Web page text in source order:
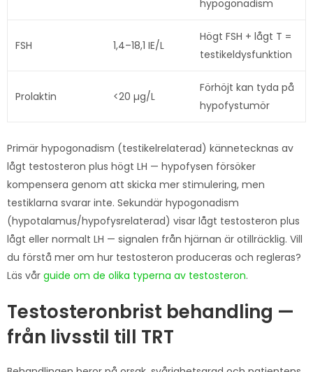
hypogonadism
FSH 1,4–18,1 IE/L
Högt FSH + lågt T =
testikeldysfunktion
Prolaktin <20 µg/L
Förhöjt kan tyda på
hypofystumör
Primär hypogonadism (testikelrelaterad) kännetecknas av
lågt testosteron plus högt LH — hypofysen försöker
kompensera genom att skicka mer stimulering, men
testiklarna svarar inte. Sekundär hypogonadism
(hypotalamus/hypofysrelaterad) visar lågt testosteron plus
lågt eller normalt LH — signalen från hjärnan är otillräcklig. Vill
du förstå mer om hur testosteron produceras och regleras?
Läs vår guide om de olika typerna av testosteron.
Testosteronbrist behandling —
från livsstil till TRT